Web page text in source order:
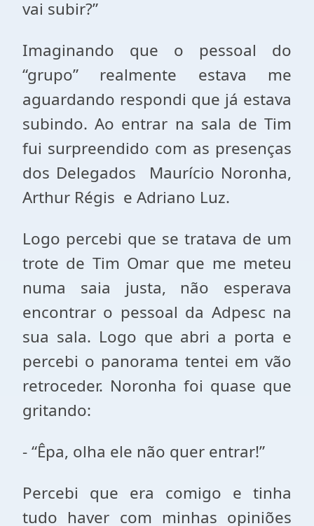
vai subir?”
Imaginando que o pessoal do
“grupo” realmente estava me
aguardando respondi que já estava
subindo. Ao entrar na sala de Tim
fui surpreendido com as presenças
dos Delegados Maurício Noronha,
Arthur Régis e Adriano Luz.
Logo percebi que se tratava de um
trote de Tim Omar que me meteu
numa saia justa, não esperava
encontrar o pessoal da Adpesc na
sua sala. Logo que abri a porta e
percebi o panorama tentei em vão
retroceder. Noronha foi quase que
gritando:
- “Êpa, olha ele não quer entrar!”
Percebi que era comigo e tinha
tudo haver com minhas opiniões